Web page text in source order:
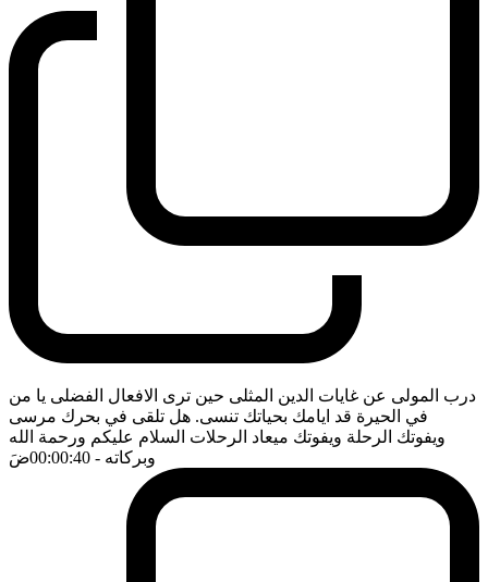
درب المولى عن غايات الدين المثلى حين ترى الافعال الفضلى يا من
في الحيرة قد ايامك بحياتك تنسى. هل تلقى في بحرك مرسى
ويفوتك الرحلة ويفوتك ميعاد الرحلات السلام عليكم ورحمة الله
وبركاته - 00:00:40 ضَ